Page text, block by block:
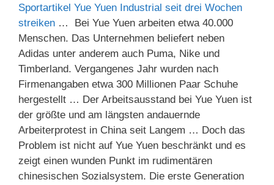
Sportartikel Yue Yuen Industrial seit drei Wochen
streiken … Bei Yue Yuen arbeiten etwa 40.000
Menschen. Das Unternehmen beliefert neben
Adidas unter anderem auch Puma, Nike und
Timberland. Vergangenes Jahr wurden nach
Firmenangaben etwa 300 Millionen Paar Schuhe
hergestellt … Der Arbeitsausstand bei Yue Yuen ist
der größte und am längsten andauernde
Arbeiterprotest in China seit Langem … Doch das
Problem ist nicht auf Yue Yuen beschränkt und es
zeigt einen wunden Punkt im rudimentären
chinesischen Sozialsystem. Die erste Generation